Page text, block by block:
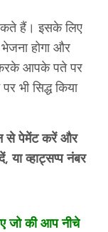
हैं। इसके लिए
होगा और
करके आपके पते पर
भी सिद्ध किया
से पेमेंट करें और
या व्हाट्सप्प नंबर
जो की आप नीचे